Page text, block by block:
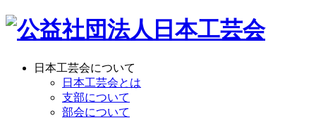
日本工芸会について
日本工芸会とは
支部について
部会について